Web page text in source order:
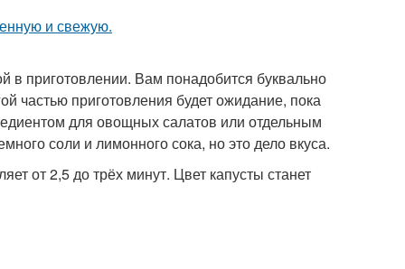
в приготовлении. Вам понадобится буквально
частью приготовления будет ожидание, пока
для овощных салатов или отдельным
соли и лимонного сока, но это дело вкуса.
от 2,5 до трёх минут. Цвет капусты станет